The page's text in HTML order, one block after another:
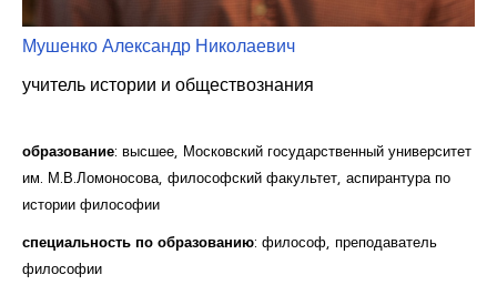
Мушенко Александр Николаевич
учитель истории и обществознания
образование: высшее, Московский государственный университет
им. М.В.Ломоносова, философский факультет, аспирантура по
истории философии
специальность по образованию: философ, преподаватель
философии